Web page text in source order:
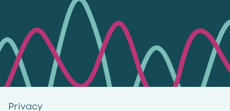
Privacy